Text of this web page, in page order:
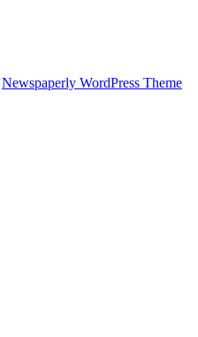
Newspaperly WordPress Theme